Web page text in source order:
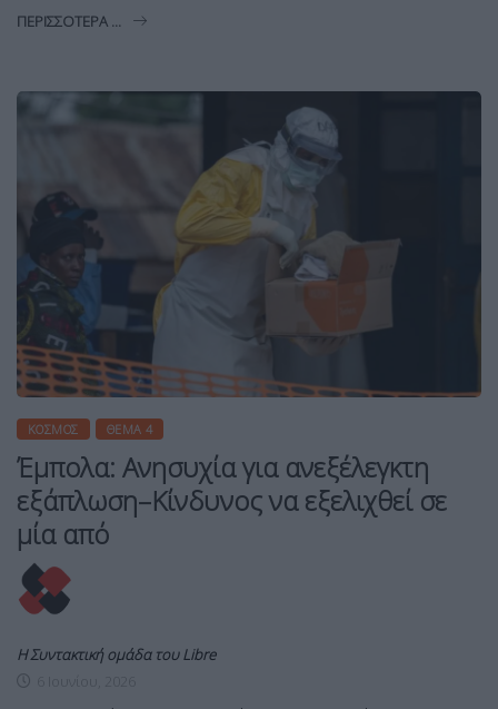
ΠΕΡΙΣΣΌΤΕΡΑ ...
ΚΌΣΜΟΣ ΘΈΜΑ 4
Έμπολα: Ανησυχία για ανεξέλεγκτη
εξάπλωση–Κίνδυνος να εξελιχθεί σε
μία από
Η Συντακτική ομάδα του Libre